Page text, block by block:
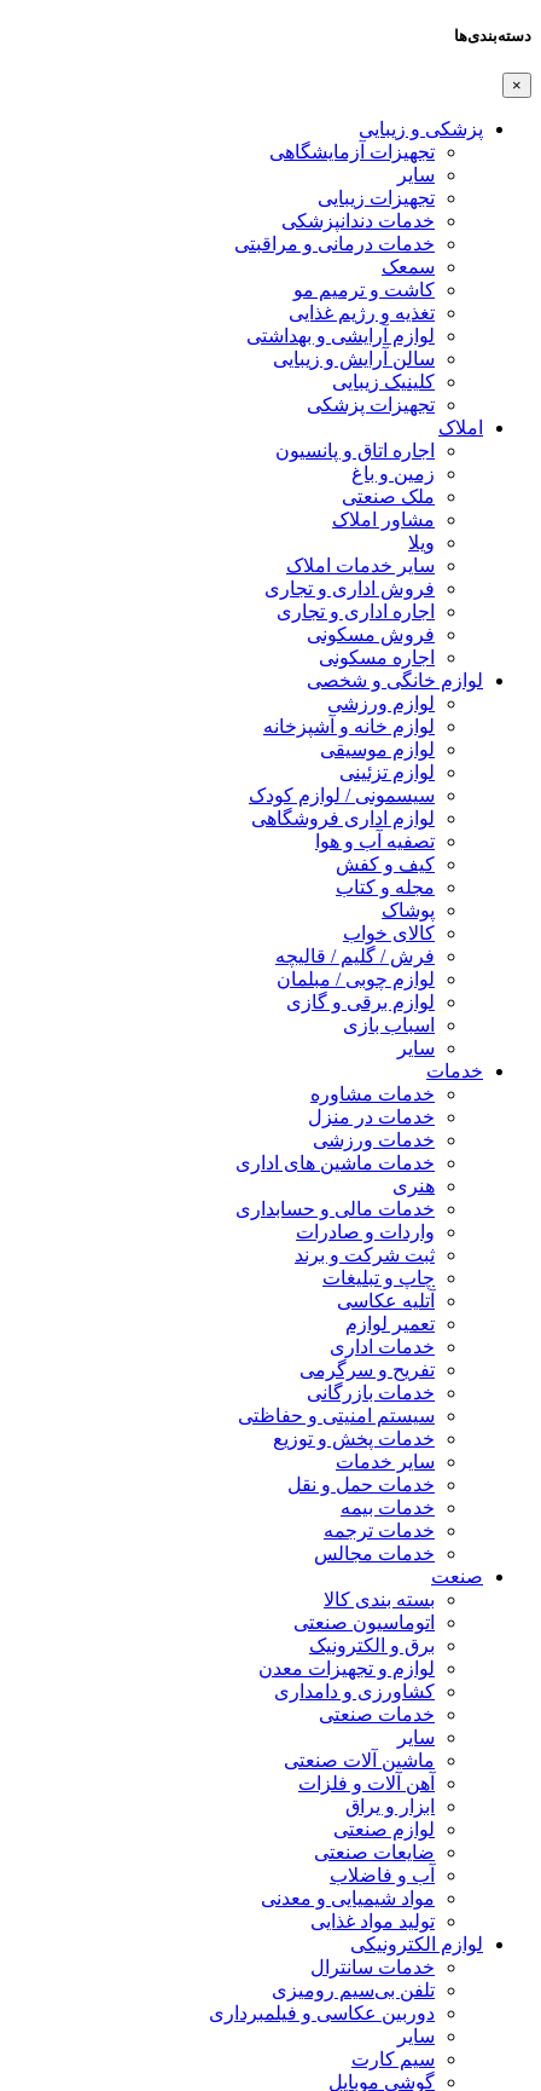
دسته‌بندی‌ها
×
پزشکی و زیبایی
تجهیزات آزمایشگاهی
سایر
تجهیزات زیبایی
خدمات دندانپزشکی
خدمات درمانی و مراقبتی
سمعک
کاشت و ترمیم مو
تغذیه و رژیم غذایی
لوازم آرایشی و بهداشتی
سالن آرایش و زیبایی
کلینیک زیبایی
تجهیزات پزشکی
املاک
اجاره اتاق و پانسیون
زمین و باغ
ملک صنعتی
مشاور املاک
ویلا
سایر خدمات املاک
فروش اداری و تجاری
اجاره اداری و تجاری
فروش مسکونی
اجاره مسکونی
لوازم خانگی و شخصی
لوازم ورزشی
لوازم خانه و آشپزخانه
لوازم موسیقی
لوازم تزئینی
سیسمونی / لوازم کودک
لوازم اداری فروشگاهی
تصفیه آب و هوا
کیف و کفش
مجله و کتاب
پوشاک
کالای خواب
فرش / گلیم / قالیچه
لوازم چوبی / مبلمان
لوازم برقی و گازی
اسباب بازی
سایر
خدمات
خدمات مشاوره
خدمات در منزل
خدمات ورزشی
خدمات ماشین های اداری
هنری
خدمات مالی و حسابداری
واردات و صادرات
ثبت شرکت و برند
چاپ و تبلیغات
آتلیه عکاسی
تعمیر لوازم
خدمات اداری
تفریح و سرگرمی
خدمات بازرگانی
سیستم امنیتی و حفاظتی
خدمات پخش و توزیع
سایر خدمات
خدمات حمل و نقل
خدمات بیمه
خدمات ترجمه
خدمات مجالس
صنعت
بسته بندی کالا
اتوماسیون صنعتی
برق و الکترونیک
لوازم و تجهیزات معدن
کشاورزی و دامداری
خدمات صنعتی
سایر
ماشین آلات صنعتی
آهن آلات و فلزات
ابزار و یراق
لوازم صنعتی
ضایعات صنعتی
آب و فاضلاب
مواد شیمیایی و معدنی
تولید مواد غذایی
لوازم الکترونیکی
خدمات سانترال
تلفن بی‌سیم رومیزی
دوربین عکاسی و فیلمبرداری
سایر
سیم کارت
گوشی موبایل